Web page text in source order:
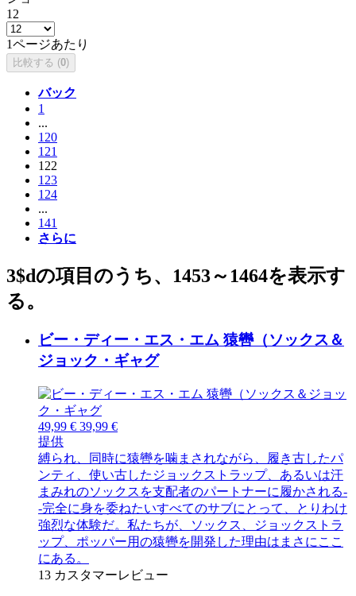
12
1ページあたり
比較する (0)
バック
1
...
120
121
122
123
124
...
141
さらに
3$dの項目のうち、1453～1464を表示す
る。
ビー・ディー・エス・エム 猿轡（ソックス＆
ジョック・ギャグ
49,99 € 39,99 €
提供
縛られ、同時に猿轡を噛まされながら、履き古したパ
ンティ、使い古したジョックストラップ、あるいは汗
まみれのソックスを支配者のパートナーに履かされる-
-完全に身を委ねたいすべてのサブにとって、とりわけ
強烈な体験だ。私たちが、ソックス、ジョックストラ
ップ、ポッパー用の猿轡を開発した理由はまさにここ
にある。
13 カスタマーレビュー